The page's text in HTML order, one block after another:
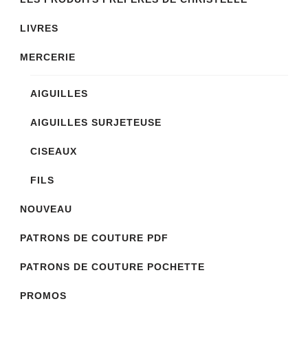
LIVRES
MERCERIE
AIGUILLES
AIGUILLES SURJETEUSE
CISEAUX
FILS
NOUVEAU
PATRONS DE COUTURE PDF
PATRONS DE COUTURE POCHETTE
PROMOS